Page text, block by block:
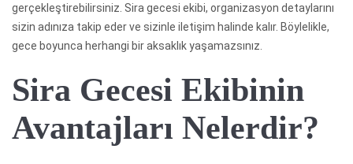
gerçekleştirebilirsiniz. Sira gecesi ekibi, organizasyon detaylarını
sizin adınıza takip eder ve sizinle iletişim halinde kalır. Böylelikle,
gece boyunca herhangi bir aksaklık yaşamazsınız.
Sira Gecesi Ekibinin
Avantajları Nelerdir?